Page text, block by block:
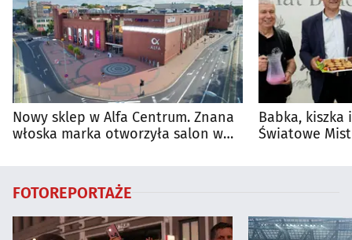
Nowy sklep w Alfa Centrum. Znana
włoska marka otworzyła salon w
Babka, kiszka
Światowe
FOTOREPORTAŻE